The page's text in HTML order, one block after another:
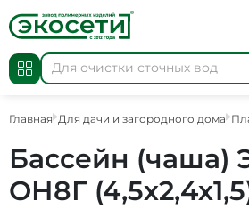
Главная Для дачи и загородного дома
Бассейн (чаша)
ОН8Г